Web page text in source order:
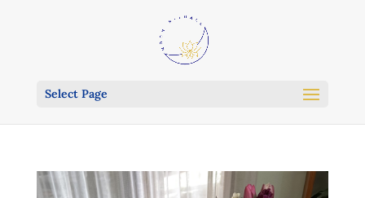
Select Page